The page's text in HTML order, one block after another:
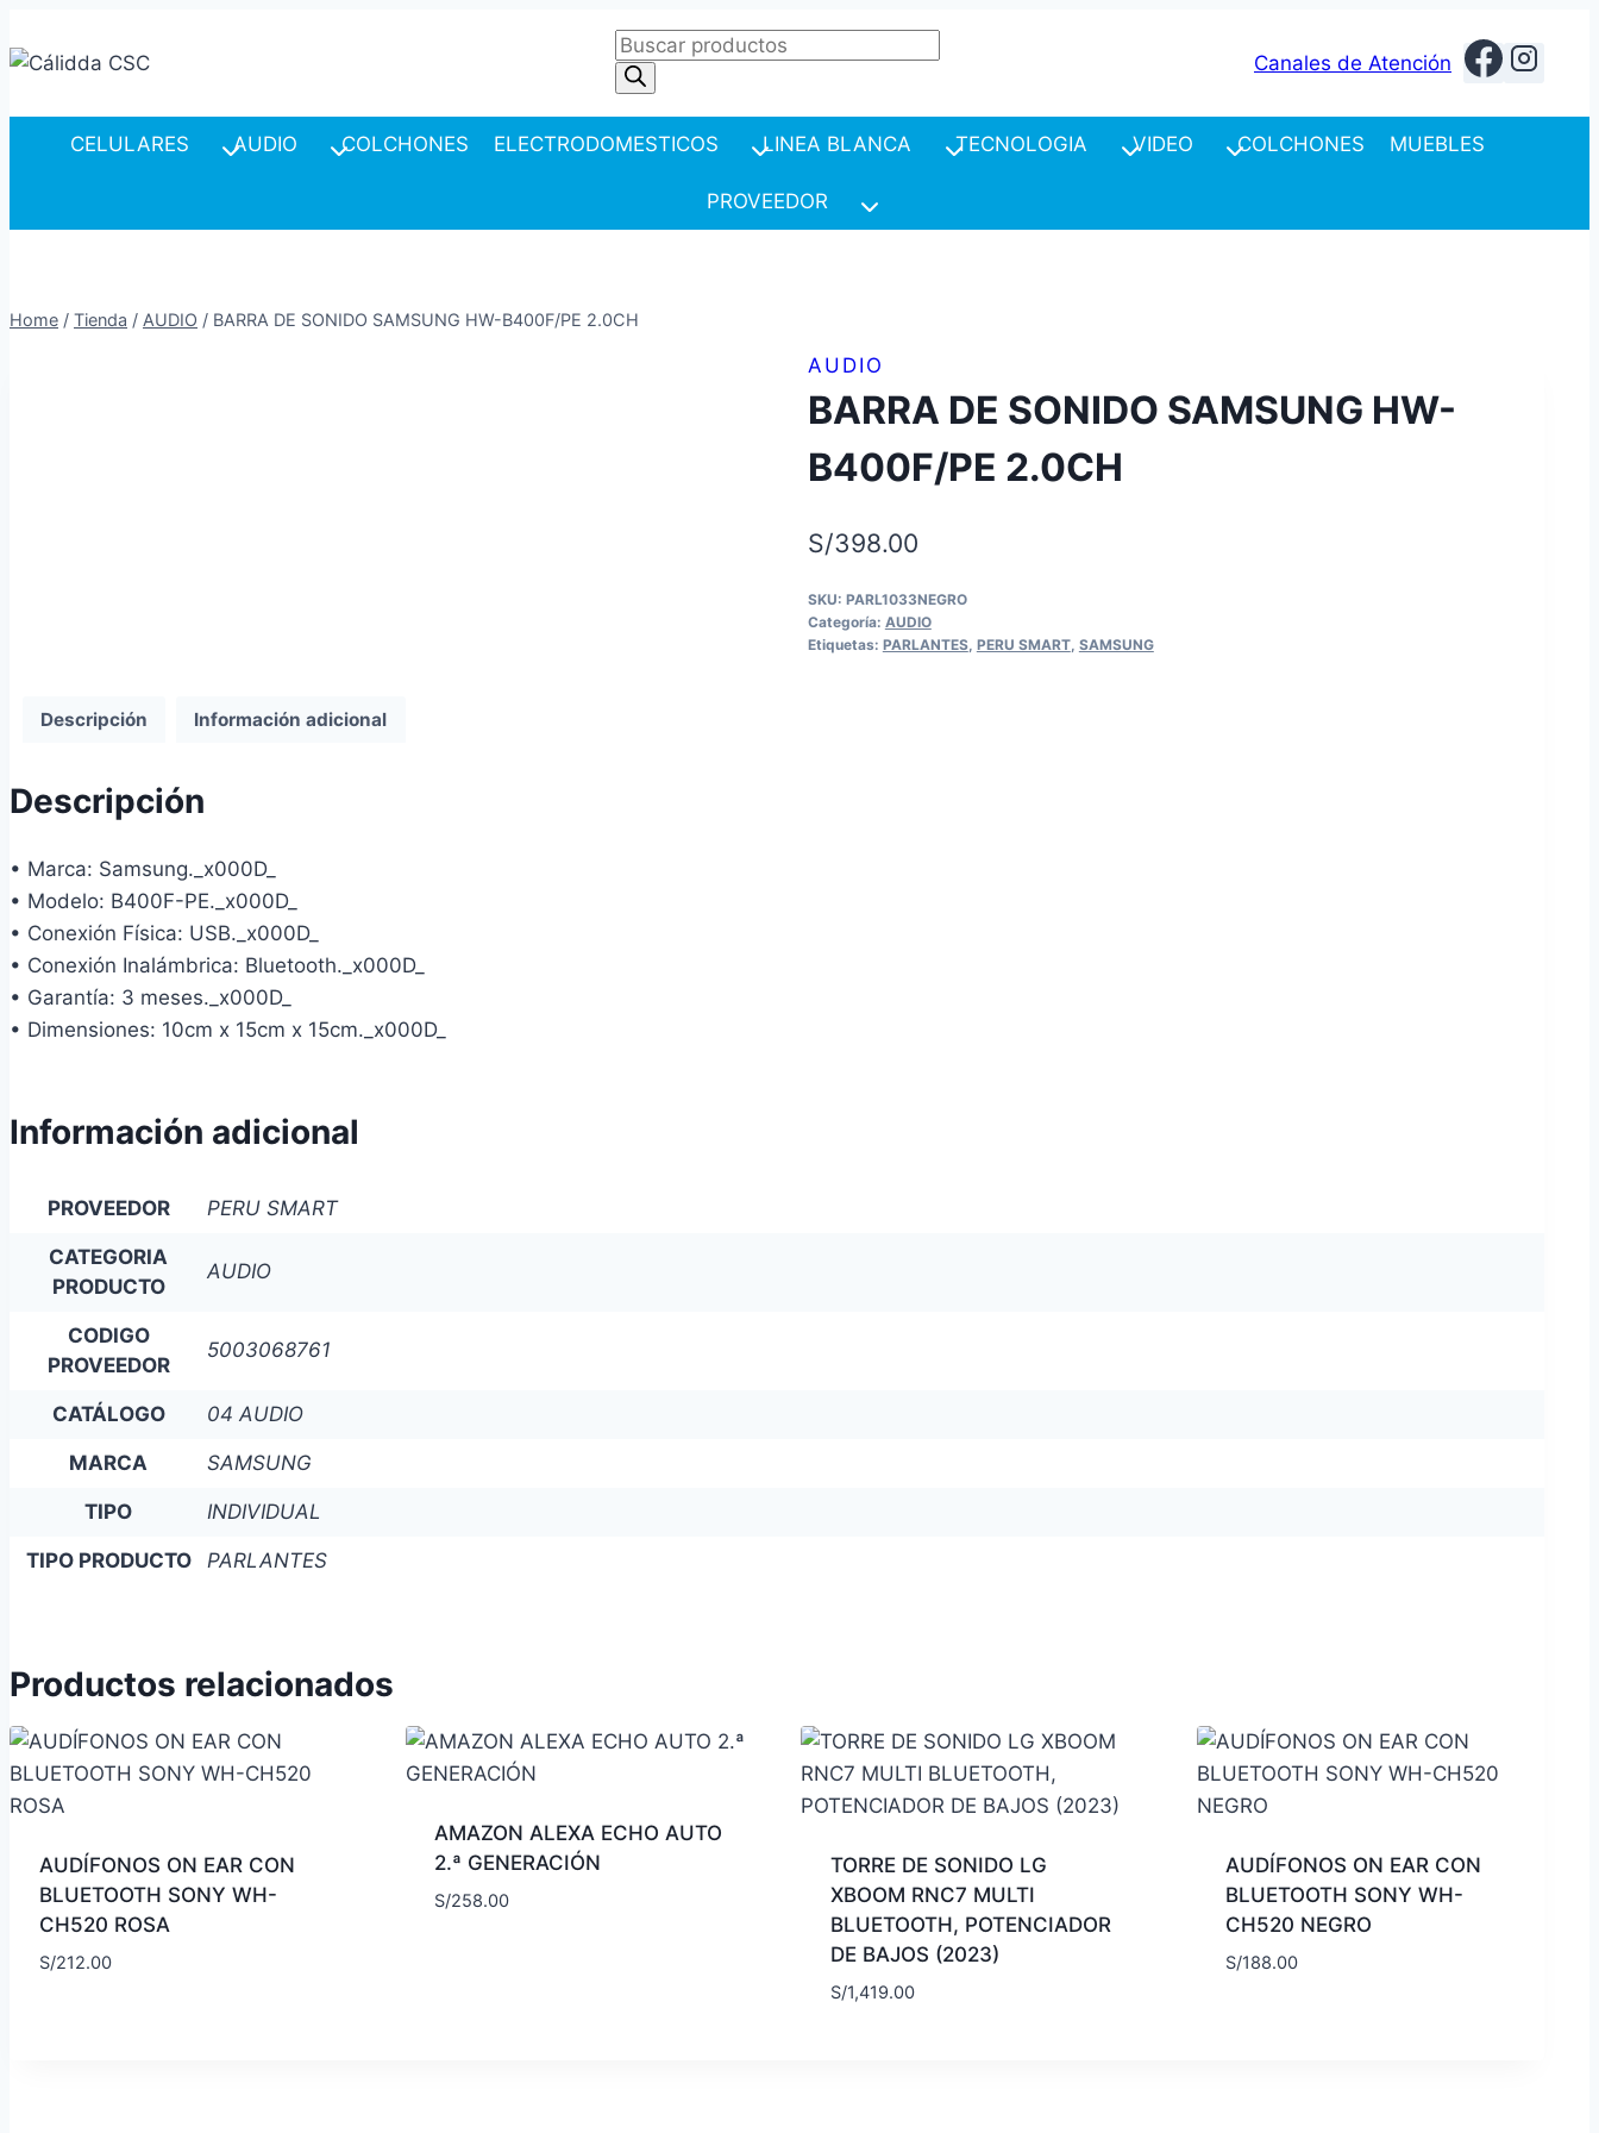
to
Products
search
Canales de Atención
CELULARES AUDIO COLCHONES ELECTRODOMESTICOS LINEA BLANCA TECNOLOGIA VIDEO COLCHONES MUEBLES
PROVEEDOR
Home / Tienda / AUDIO / BARRA DE SONIDO SAMSUNG HW-B400F/PE 2.0CH
AUDIO
BARRA DE SONIDO SAMSUNG HW-
B400F/PE 2.0CH
S/398.00
SKU: PARL1033NEGRO
Categoría: AUDIO
Etiquetas: PARLANTES, PERU SMART, SAMSUNG
Descripción Información adicional
Descripción
• Marca: Samsung._x000D_
• Modelo: B400F-PE._x000D_
• Conexión Física: USB._x000D_
• Conexión Inalámbrica: Bluetooth._x000D_
• Garantía: 3 meses._x000D_
• Dimensiones: 10cm x 15cm x 15cm._x000D_
Información adicional
PROVEEDOR PERU SMART
CATEGORIA
PRODUCTO
AUDIO
CODIGO
PROVEEDOR
5003068761
CATÁLOGO 04 AUDIO
MARCA SAMSUNG
TIPO INDIVIDUAL
TIPO PRODUCTO PARLANTES
Productos relacionados
AUDÍFONOS ON EAR CON
BLUETOOTH SONY WH-
CH520 ROSA
S/212.00
AMAZON ALEXA ECHO AUTO
2.ª GENERACIÓN
S/258.00
TORRE DE SONIDO LG
XBOOM RNC7 MULTI
BLUETOOTH, POTENCIADOR
DE BAJOS (2023)
S/1,419.00
AUDÍFONOS ON EAR CON
BLUETOOTH SONY WH-
CH520 NEGRO
S/188.00